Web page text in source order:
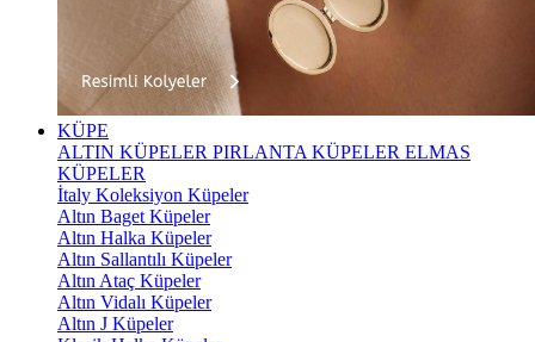
KÜPE
ALTIN KÜPELER PIRLANTA KÜPELER ELMAS
KÜPELER
İtaly Koleksiyon Küpeler
Altın Baget Küpeler
Altın Halka Küpeler
Altın Sallantılı Küpeler
Altın Ataç Küpeler
Altın Vidalı Küpeler
Altın J Küpeler